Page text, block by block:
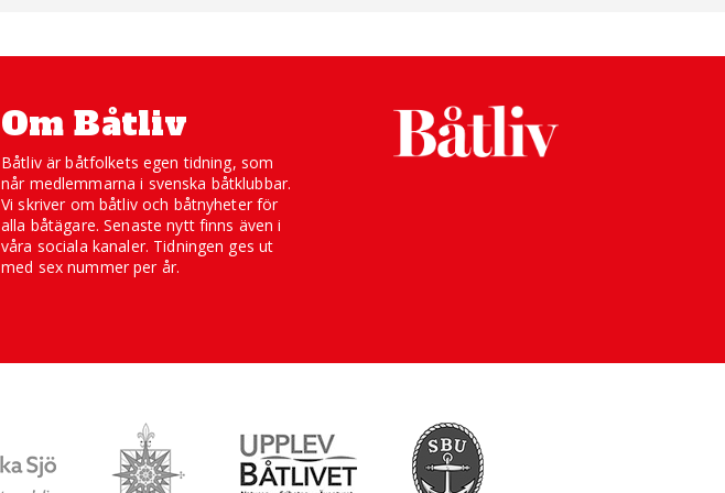
Om Båtliv
Båtliv är båtfolkets egen tidning, som
når medlemmarna i svenska båtklubbar.
Vi skriver om båtliv och båtnyheter för
alla båtägare. Senaste nytt finns även i
våra sociala kanaler. Tidningen ges ut
med sex nummer per år.